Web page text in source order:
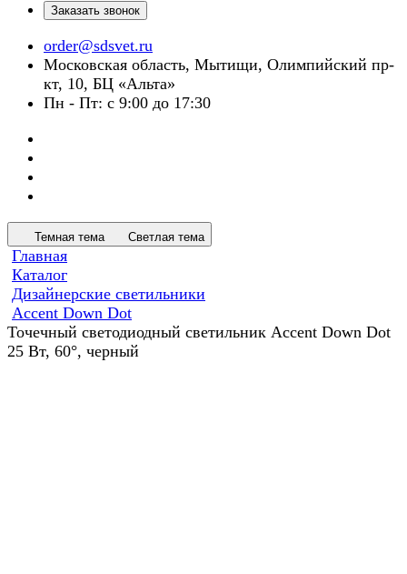
Заказать звонок
order@sdsvet.ru
Московская область, Мытищи, Олимпийский пр-
кт, 10, БЦ «Альта»
Пн - Пт: с 9:00 до 17:30
Темная тема Светлая тема
Главная
Каталог
Дизайнерские светильники
Accent Down Dot
Точечный светодиодный светильник Accent Down Dot
25 Вт, 60°, черный